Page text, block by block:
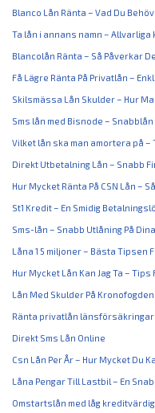
Blanco Lån Ränta – Vad Du
Ta lån i annans namn –
Blancolån Ränta – Så Påverkar
Få Lägre Ränta På Privatlån –
Skilsmässa Lån Skulder – Hur
Sms lån med Bisnode –
Vilket lån ska man amortera på
Direkt Utbetalning Lån – Snabb
Hur Mycket Ränta På CSN Lån –
St1 Kredit – En Smidig
Sms-lån – Snabb Utlåning På
Låna 1 5 miljoner – Bästa Tipsen
Hur Mycket Lån Kan Jag Ta –
Lån Med Skulder På Kronofogden
Ränta privatlån länsförsäkringar
Direkt Sms Lån Online
Csn Lån Per År – Hur Mycket Du
Låna Pengar Till Lastbil – En
Omstartslån med låg